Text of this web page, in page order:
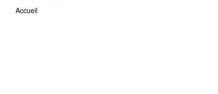
Accueil